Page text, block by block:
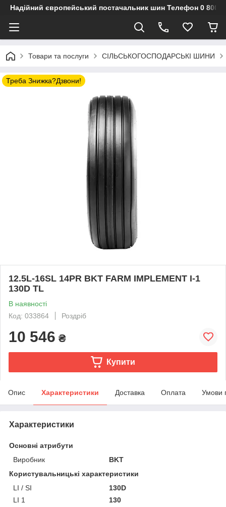
Надійний європейський постачальник шин Телефон 0 800
Товари та послуги СІЛЬСЬКОГОСПОДАРСЬКІ ШИНИ
Треба Знижка?Дзвони!
12.5L-16SL 14PR BKT FARM IMPLEMENT I-1
130D TL
В наявності
Код: 033864
Роздріб
10 546 ₴
Купити
Опис Характеристики Доставка Оплата Умови
Характеристики
Основні атрибути
Виробник
BKT
Користувальницькі характеристики
LI / SI
130D
LI 1
130